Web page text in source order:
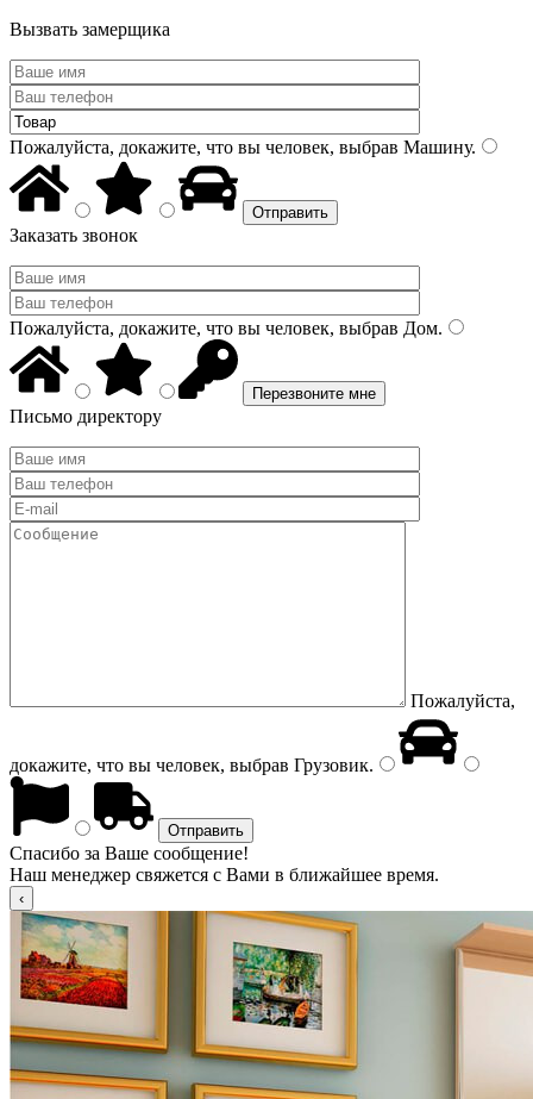
Вызвать замерщика
Пожалуйста, докажите, что вы человек, выбрав Машину.
Заказать звонок
Пожалуйста, докажите, что вы человек, выбрав Дом.
Письмо директору
Пожалуйста,
докажите, что вы человек, выбрав Грузовик.
Спасибо за Ваше сообщение!
Наш менеджер свяжется с Вами в ближайшее время.